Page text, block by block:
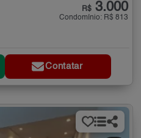
R$ 3.000
Condomínio: R$ 813
Contatar